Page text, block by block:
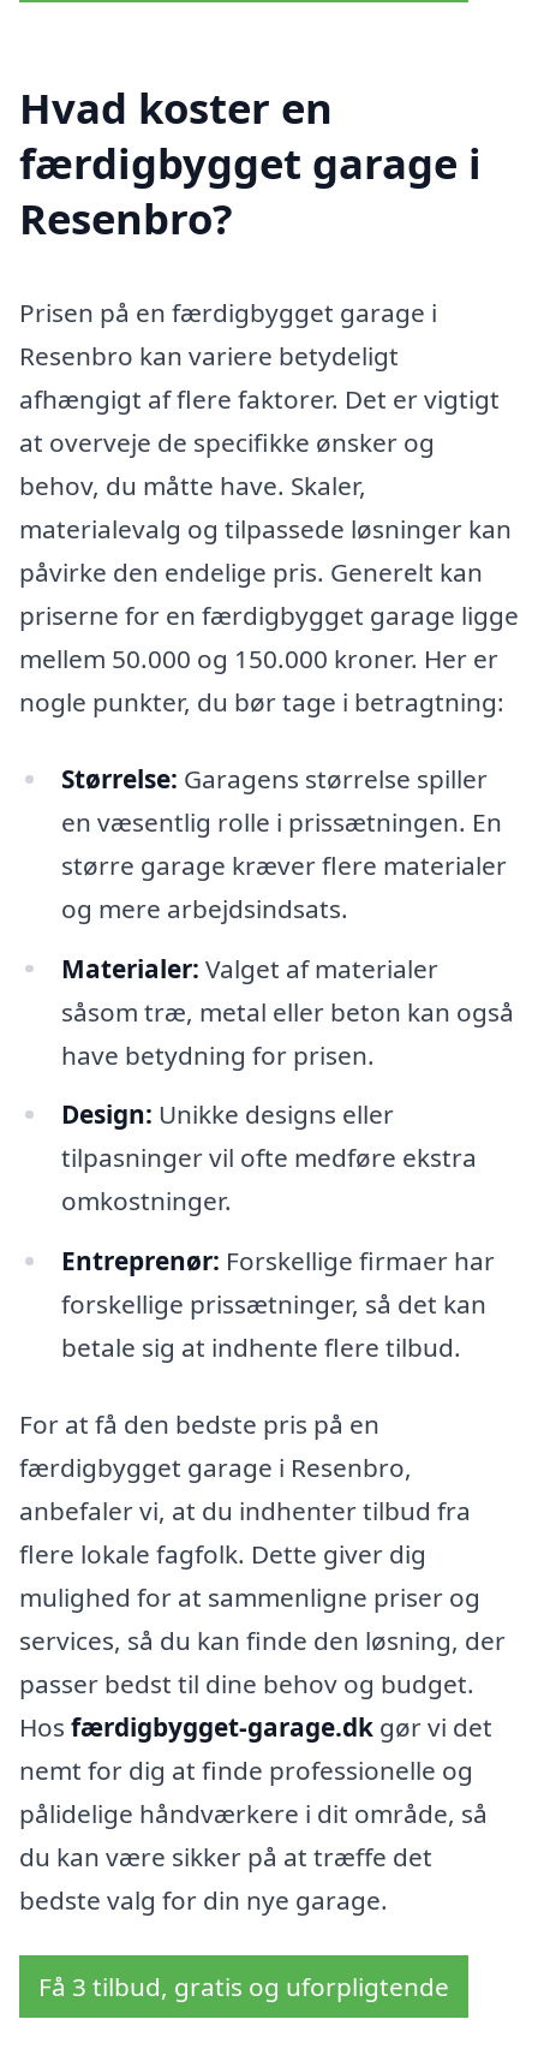
Hvad koster en
færdigbygget garage i
Resenbro?
Prisen på en færdigbygget garage i
Resenbro kan variere betydeligt
afhængigt af flere faktorer. Det er vigtigt
at overveje de specifikke ønsker og
behov, du måtte have. Skaler,
materialevalg og tilpassede løsninger kan
påvirke den endelige pris. Generelt kan
priserne for en færdigbygget garage ligge
mellem 50.000 og 150.000 kroner. Her er
nogle punkter, du bør tage i betragtning:
Størrelse: Garagens størrelse spiller
en væsentlig rolle i prissætningen. En
større garage kræver flere materialer
og mere arbejdsindsats.
Materialer: Valget af materialer
såsom træ, metal eller beton kan også
have betydning for prisen.
Design: Unikke designs eller
tilpasninger vil ofte medføre ekstra
omkostninger.
Entreprenør: Forskellige firmaer har
forskellige prissætninger, så det kan
betale sig at indhente flere tilbud.
For at få den bedste pris på en
færdigbygget garage i Resenbro,
anbefaler vi, at du indhenter tilbud fra
flere lokale fagfolk. Dette giver dig
mulighed for at sammenligne priser og
services, så du kan finde den løsning, der
passer bedst til dine behov og budget.
Hos færdigbygget-garage.dk gør vi det
nemt for dig at finde professionelle og
pålidelige håndværkere i dit område, så
du kan være sikker på at træffe det
bedste valg for din nye garage.
Få 3 tilbud, gratis og uforpligtende